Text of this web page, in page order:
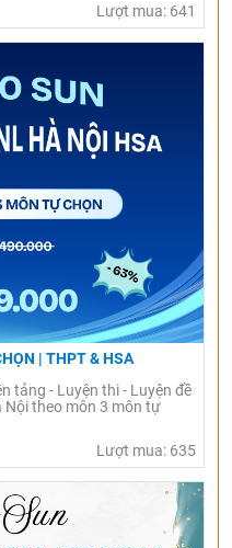
Lượt mua: 641
| THPT & HSA
tảng - Luyện thi - Luyện đề
Nội theo môn 3 môn tự
Lượt mua: 635